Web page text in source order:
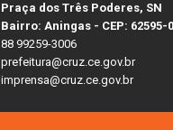
Praça dos Três Poderes, SN
Bairro: Aningas - CEP: 62595-
88 99259-3006
prefeitura@cruz.ce.gov.br
imprensa@cruz.ce.gov.br